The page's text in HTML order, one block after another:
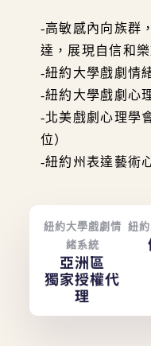
-高敏感內向族群
達，展現自信和
-紐約大學戲劇情
-紐約大學戲劇心
-北美戲劇心理學
位）
-紐約州表達藝術
紐約大學戲劇情
緒系統
亞洲區
獨家授權代
理
紐